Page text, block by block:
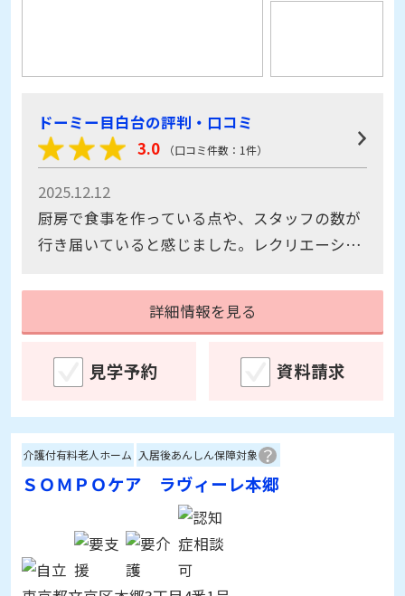
ドーミー目白台の評判・口コミ
2025.12.12
厨房で食事を作っている点や、スタッフの数が
行き届いていると感じました。レクリエーショ
ンもいろいろあり、楽しめそうでした。
見学予約
ＳＯＭＰＯケア ラヴィーレ本郷
東京都文京区本郷3丁目4番1号
[空室]5室以上
※6/25更新